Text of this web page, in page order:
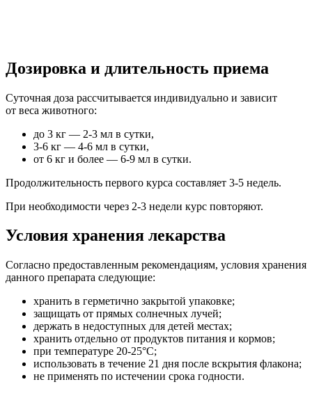
Дозировка и длительность приема
Суточная доза рассчитывается индивидуально и зависит
от веса животного:
до 3 кг — 2-3 мл в сутки,
3-6 кг — 4-6 мл в сутки,
от 6 кг и более — 6-9 мл в сутки.
Продолжительность первого курса составляет 3-5 недель.
При необходимости через 2-3 недели курс повторяют.
Условия хранения лекарства
Согласно предоставленным рекомендациям, условия хранения
данного препарата следующие:
хранить в герметично закрытой упаковке;
защищать от прямых солнечных лучей;
держать в недоступных для детей местах;
хранить отдельно от продуктов питания и кормов;
при температуре 20-25°С;
использовать в течение 21 дня после вскрытия флакона;
не применять по истечении срока годности.